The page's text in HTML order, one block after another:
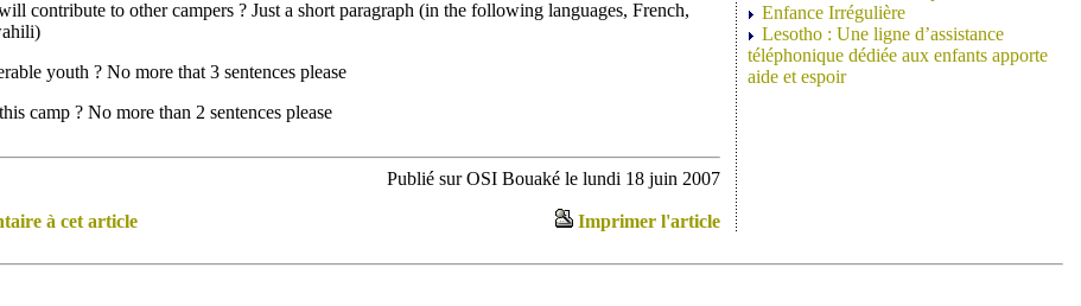
contribute to other campers ? Just a short paragraph (in the following languages, French,
youth ? No more that 3 sentences please
camp ? No more than 2 sentences please
Publié sur OSI Bouaké le lundi 18 juin 2007
à cet article Imprimer l'article
Enfance Irrégulière
Lesotho : Une ligne d’assistance
téléphonique dédiée aux enfants apporte
aide et espoir